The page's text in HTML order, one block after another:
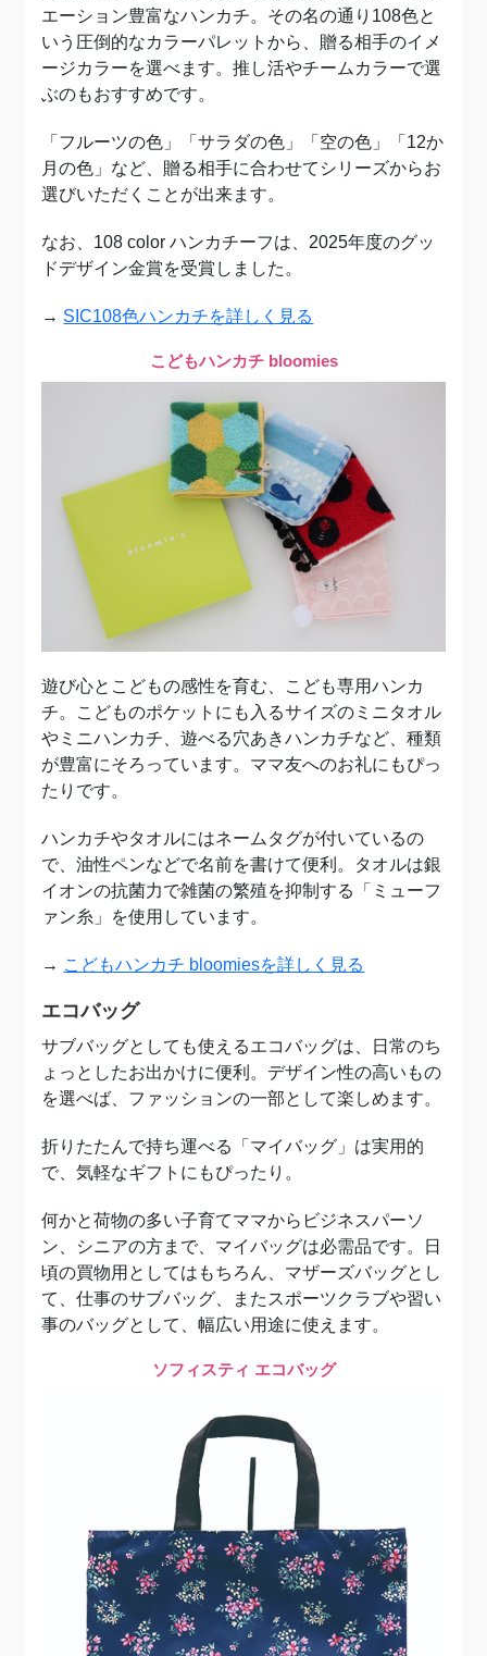
エーション豊富なハンカチ。その名の通り108色と
いう圧倒的なカラーパレットから、贈る相手のイメ
ージカラーを選べます。推し活やチームカラーで選
ぶのもおすすめです。
「フルーツの色」「サラダの色」「空の色」「12か
月の色」など、贈る相手に合わせてシリーズからお
選びいただくことが出来ます。
なお、108 color ハンカチーフは、2025年度のグッ
ドデザイン金賞を受賞しました。
→ SIC108色ハンカチを詳しく見る
こどもハンカチ bloomies
遊び心とこどもの感性を育む、こども専用ハンカ
チ。こどものポケットにも入るサイズのミニタオル
やミニハンカチ、遊べる穴あきハンカチなど、種類
が豊富にそろっています。ママ友へのお礼にもぴっ
たりです。
ハンカチやタオルにはネームタグが付いているの
で、油性ペンなどで名前を書けて便利。タオルは銀
イオンの抗菌力で雑菌の繁殖を抑制する「ミューフ
ァン糸」を使用しています。
→ こどもハンカチ bloomiesを詳しく見る
エコバッグ
サブバッグとしても使えるエコバッグは、日常のち
ょっとしたお出かけに便利。デザイン性の高いもの
を選べば、ファッションの一部として楽しめます。
折りたたんで持ち運べる「マイバッグ」は実用的
で、気軽なギフトにもぴったり。
何かと荷物の多い子育てママからビジネスパーソ
ン、シニアの方まで、マイバッグは必需品です。日
頃の買物用としてはもちろん、マザーズバッグとし
て、仕事のサブバッグ、またスポーツクラブや習い
事のバッグとして、幅広い用途に使えます。
ソフィスティ エコバッグ